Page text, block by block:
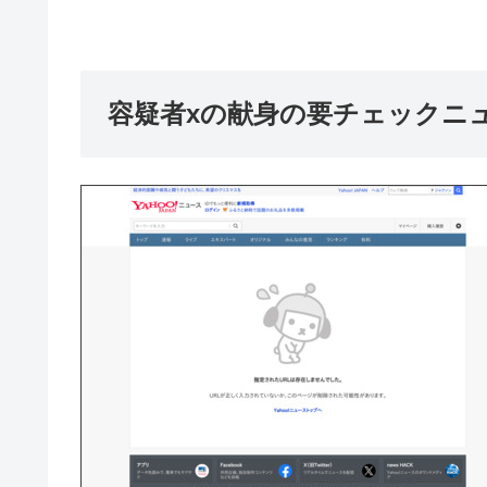
容疑者xの献身の要チェックニ